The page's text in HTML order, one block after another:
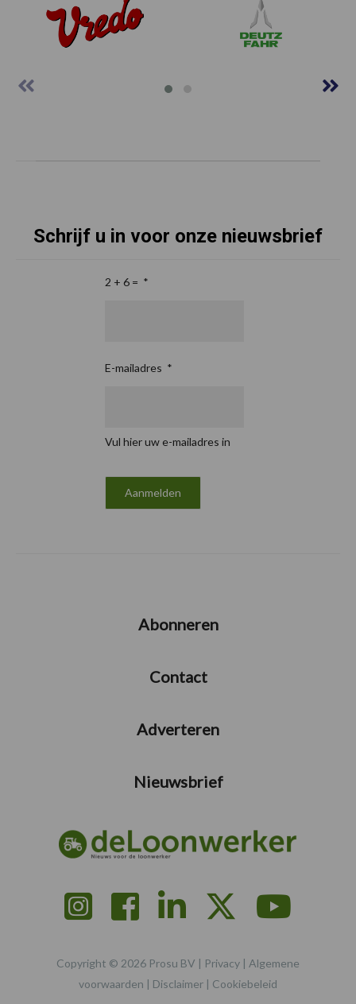
Schrijf u in voor onze nieuwsbrief
2 + 6 = *
E-mailadres *
Vul hier uw e-mailadres in
Abonneren
Contact
Adverteren
Nieuwsbrief
Copyright © 2026 Prosu BV | Privacy | Algemene
voorwaarden | Disclaimer | Cookiebeleid